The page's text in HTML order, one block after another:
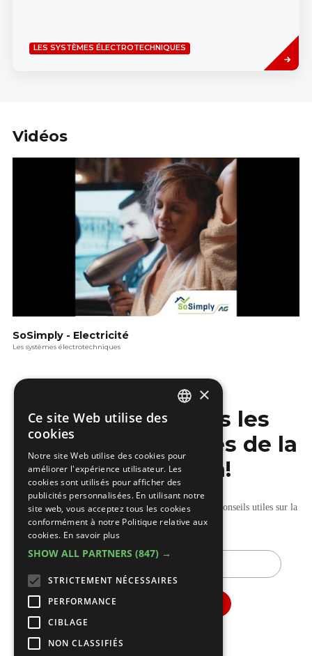
LES SYSTÈMES ÉLECTROTECHNIQUES
more
Vidéos
SoSimply - Electricité
Les systèmes électrotechniques
Ne manquez pas les
dernières nouvelles de la
construction!
Recevez nos mises à jour hebdomadaires pleines de conseils utiles sur la
construction et la rénovation.
E-
×
Ce site Web utilise des
cookies
Notre site Web utilise des cookies pour
améliorer l'expérience utilisateur. Les
cookies sont utilisés pour afficher des
publicités personnalisées. En utilisant notre
site web, vous acceptez tous les cookies
conformément à notre Politique relative aux
cookies. En savoir plus
SHOW ALL PARTNERS (847) →
STRICTEMENT NÉCESSAIRES
PERFORMANCE
CIBLAGE
NON CLASSIFIÉS